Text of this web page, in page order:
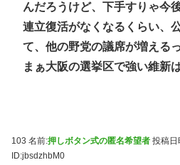
んだろうけど、下手すりゃ今
連立復活がなくなるくらい、
て、他の野党の議席が増える
まぁ大阪の選挙区で強い維新
103 名前:押しボタン式の匿名希望者 投稿
ID:jbsdzhbM0